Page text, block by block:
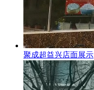
聚成超益兴店面展示